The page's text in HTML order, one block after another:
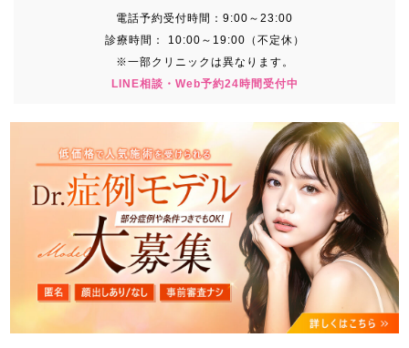
電話予約受付時間： 9:00～23:00
診療時間：
10:00～19:00（不定休）
※一部クリニックは異なります。
LINE相談・Web予約24時間受付中